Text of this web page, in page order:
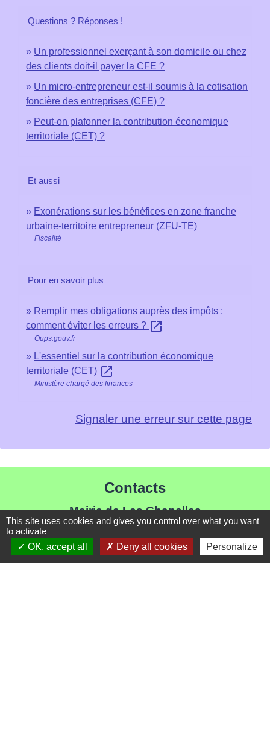
Questions ? Réponses !
Un professionnel exerçant à son domicile ou chez
des clients doit-il payer la CFE ?
Un micro-entrepreneur est-il soumis à la cotisation
foncière des entreprises (CFE) ?
Peut-on plafonner la contribution économique
territoriale (CET) ?
Et aussi
Exonérations sur les bénéfices en zone franche
urbaine-territoire entrepreneur (ZFU-TE)
Fiscalité
Pour en savoir plus
Remplir mes obligations auprès des impôts :
comment éviter les erreurs ? open_in_new
Oups.gouv.fr
L'essentiel sur la contribution économique
territoriale (CET) open_in_new
Ministère chargé des finances
Signaler une erreur sur cette page
Contacts
Mairie de Les Chapelles
Chef-lieu - 13 rue du Chatelet
73700 Les Chapelles - FRANCE
+33 7 89 22 08 48
This site uses cookies and gives you control over what you want
to activate
OK, accept all
Deny all cookies Personalize